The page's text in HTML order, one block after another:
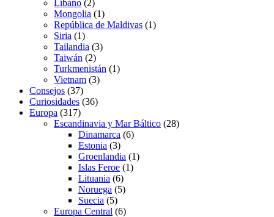
Líbano (2)
Mongolia (1)
República de Maldivas (1)
Siria (1)
Tailandia (3)
Taiwán (2)
Turkmenistán (1)
Vietnam (3)
Consejos (37)
Curiosidades (36)
Europa (317)
Escandinavia y Mar Báltico (28)
Dinamarca (6)
Estonia (3)
Groenlandia (1)
Islas Feroe (1)
Lituania (6)
Noruega (5)
Suecia (5)
Europa Central (6)